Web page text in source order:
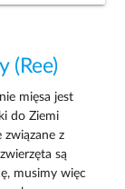
(Ree)
mięsa jest
do Ziemi
związane z
są
musimy więc